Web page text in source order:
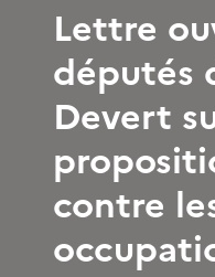
Lettre
députés
Devert
contre